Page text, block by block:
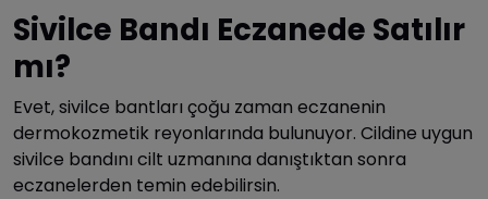
Sivilce Bandı Eczanede Satılır
mı?
Evet, sivilce bantları çoğu zaman eczanenin
dermokozmetik reyonlarında bulunuyor. Cildine uygun
sivilce bandını cilt uzmanına danıştıktan sonra
eczanelerden temin edebilirsin.